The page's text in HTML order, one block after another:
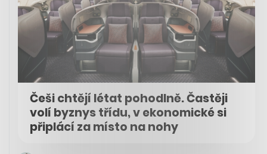
Češi chtějí létat pohodlně. Častěji
volí byznys třídu, v ekonomické si
připlácí za místo na nohy